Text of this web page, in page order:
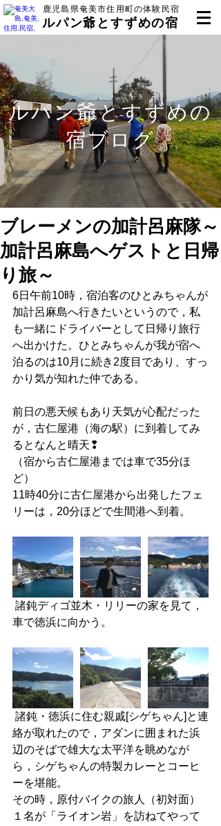
鹿児島県奄美市住用町の体験民宿
ルパン爺とすずめの宿
ルパン爺とすずめの
宿ブログ
ブレーメンの加計呂麻隊～
加計呂麻島へゲストと日帰
り旅～
6日午前10時，宿泊客のひとみちゃんが
加計呂麻島へ行きたいというので，私
も一緒にドライバーとして日帰り旅行
へ出かけた。ひとみちゃんが我が宿へ
泊るのは10月に続き2度目であり、すっ
かり気が知れた仲である。
前日の悪天候もあり天気が心配だった
が，古仁屋港（海の駅）に到着してみ
るとなんと晴天❢
（宿から古仁屋港までは車で35分ほ
ど）
11時40分に古仁屋港から出発したフェ
リーは，20分ほどで生間港へ到着。
車で徳浜に向かう。
絡が取れたので，アダンに囲まれた浜
辺のそばで雄大な太平洋を眺めなが
ら，シゲちゃんの特製カレーとコーヒ
ーを堪能。
その時，原付バイクの旅人（初対面）
１名が「ライオン岩」を訪ねてやって